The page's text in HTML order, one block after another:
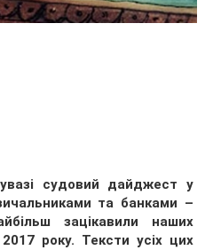
судовий дайджест у
та банками –
зацікавили наших
року. Тексти усіх цих